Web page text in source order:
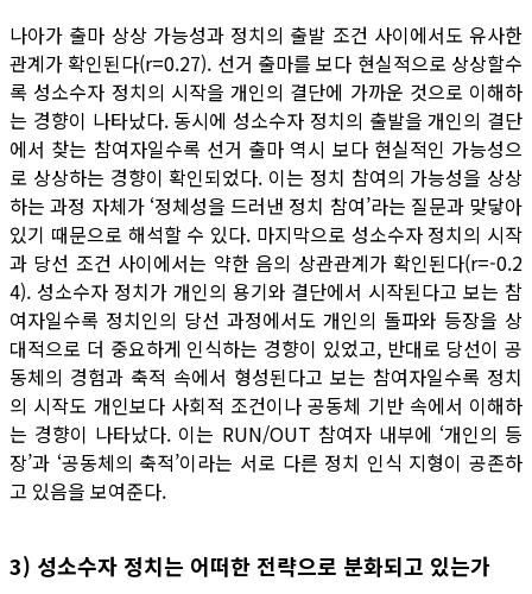
나아가 출마 상상 가능성과 정치의 출발 조건 사이에서도 유사한
관계가 확인된다(r=0.27). 선거 출마를 보다 현실적으로 상상할수
록 성소수자 정치의 시작을 개인의 결단에 가까운 것으로 이해하
는 경향이 나타났다. 동시에 성소수자 정치의 출발을 개인의 결단
에서 찾는 참여자일수록 선거 출마 역시 보다 현실적인 가능성으
로 상상하는 경향이 확인되었다. 이는 정치 참여의 가능성을 상상
하는 과정 자체가 ‘정체성을 드러낸 정치 참여’라는 질문과 맞닿아
있기 때문으로 해석할 수 있다. 마지막으로 성소수자 정치의 시작
과 당선 조건 사이에서는 약한 음의 상관관계가 확인된다(r=-0.2
4). 성소수자 정치가 개인의 용기와 결단에서 시작된다고 보는 참
여자일수록 정치인의 당선 과정에서도 개인의 돌파와 등장을 상
대적으로 더 중요하게 인식하는 경향이 있었고, 반대로 당선이 공
동체의 경험과 축적 속에서 형성된다고 보는 참여자일수록 정치
의 시작도 개인보다 사회적 조건이나 공동체 기반 속에서 이해하
는 경향이 나타났다. 이는 RUN/OUT 참여자 내부에 ‘개인의 등
장’과 ‘공동체의 축적’이라는 서로 다른 정치 인식 지형이 공존하
고 있음을 보여준다.
3) 성소수자 정치는 어떠한 전략으로 분화되고 있는가